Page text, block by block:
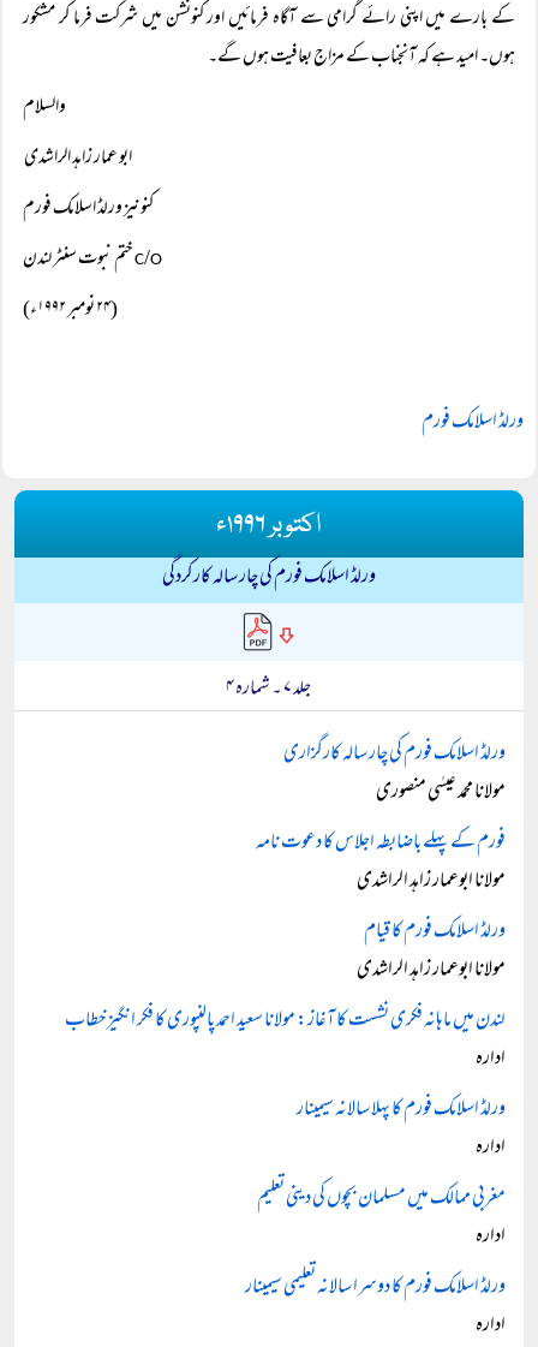
کے بارے میں اپنی رائے گرامی سے آگاہ فرمائیں اور کنونشن میں شرکت فرما کر مشکور
ہوں۔ امید ہے کہ آنجناب کے مزاج بعافیت ہوں گے۔
والسلام
ابو عمار زاہد الراشدی
کنونیز ورلڈ اسلامک فورم
C/O
ختم نبوت سنٹر لندن
(۲۴ نومبر ۱۹۹۲ء)
ورلڈ اسلامک فورم
اکتوبر ۱۹۹۶ء
ورلڈ اسلامک فورم کی چار سالہ کارکردگی
جلد ۷ ۔ شمارہ ۴
ورلڈ اسلامک فورم کی چار سالہ کارگزاری
مولانا محمد عیسٰی منصوری
فورم کے پہلے باضابطہ اجلاس کا دعوت نامہ
مولانا ابوعمار زاہد الراشدی
ورلڈ اسلامک فورم کا قیام
مولانا ابوعمار زاہد الراشدی
لندن میں ماہانہ فکری نشست کا آغاز: مولانا سعید احمد پالنپوری کا فکر انگیز خطاب
ادارہ
ورلڈ اسلامک فورم کا پہلا سالانہ سیمینار
ادارہ
مغربی ممالک میں مسلمان بچوں کی دینی تعلیم
ادارہ
ورلڈ اسلامک فورم کا دوسرا سالانہ تعلیمی سیمینار
ادارہ